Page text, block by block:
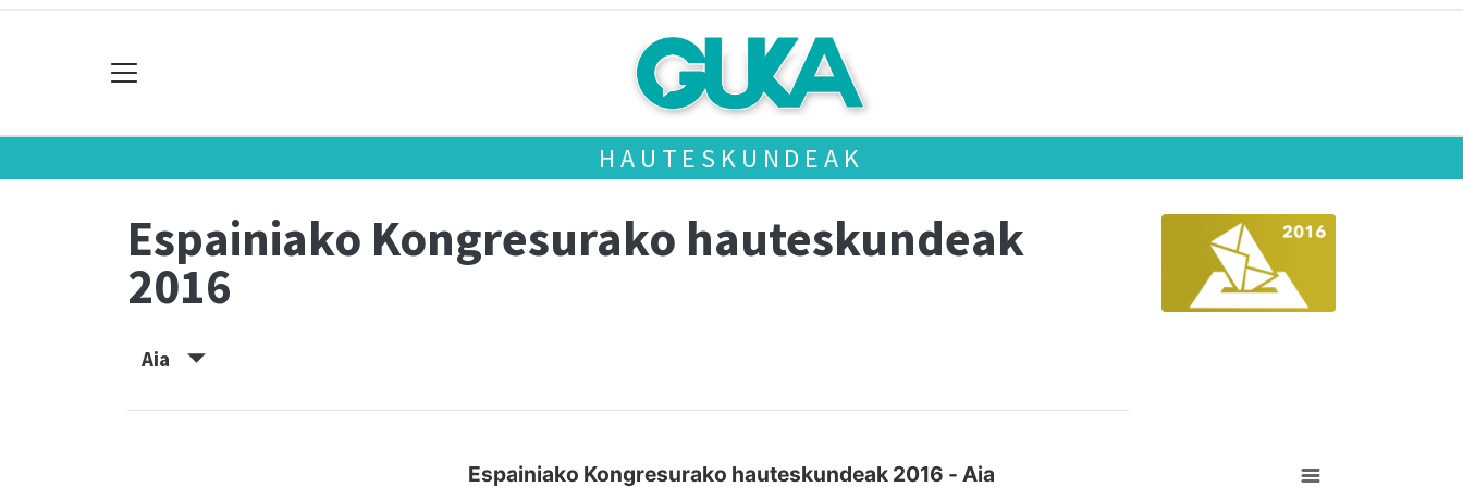
HAUTESKUNDEAK
Espainiako Kongresurako hauteskundeak
2016
Aia
Espainiako Kongresurako hauteskundeak 2016 - Aia